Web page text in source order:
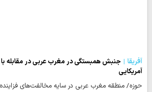
آفریقا
جنبش همبستگی در مغرب عربی در مقابله
آمریکایی
حوزه/ منطقه مغرب عربی در سایه مخالفت‌های